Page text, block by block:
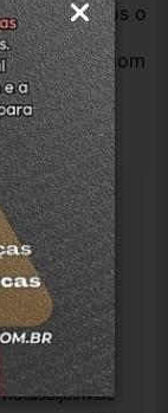
atenderemos o
em
contato com
JAC
T6
Caminhonete
Rotasuljoinville